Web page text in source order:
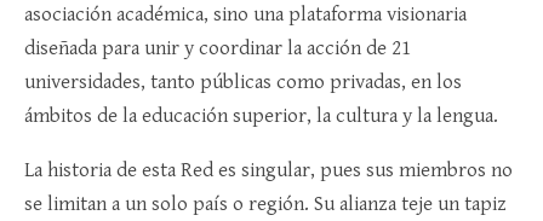
asociación académica, sino una plataforma visionaria
diseñada para unir y coordinar la acción de 21
universidades, tanto públicas como privadas, en los
ámbitos de la educación superior, la cultura y la lengua.
La historia de esta Red es singular, pues sus miembros no
se limitan a un solo país o región. Su alianza teje un tapiz